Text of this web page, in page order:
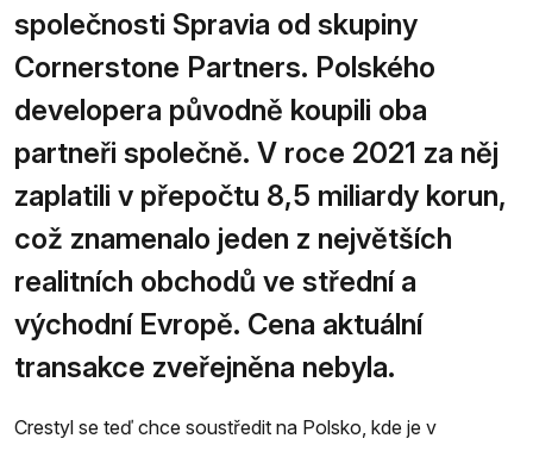
společnosti Spravia od skupiny
Cornerstone Partners. Polského
developera původně koupili oba
partneři společně. V roce 2021 za něj
zaplatili v přepočtu 8,5 miliardy korun,
což znamenalo jeden z největších
realitních obchodů ve střední a
východní Evropě. Cena aktuální
transakce zveřejněna nebyla.
Crestyl se teď chce soustředit na Polsko, kde je v